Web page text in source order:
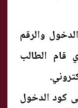
والرقم
قام الطالب
كود الدخول